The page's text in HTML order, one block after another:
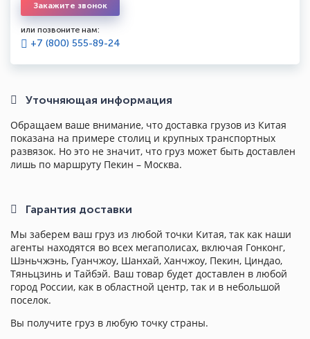
Закажите звонок
или позвоните нам:
+7 (800) 555-89-24
Уточняющая информация
Обращаем ваше внимание, что доставка грузов из Китая
показана на примере столиц и крупных транспортных
развязок. Но это не значит, что груз может быть доставлен
лишь по маршруту Пекин – Москва.
Гарантия доставки
Мы заберем ваш груз из любой точки Китая, так как наши
агенты находятся во всех мегаполисах, включая Гонконг,
Шэньчжэнь, Гуанчжоу, Шанхай, Ханчжоу, Пекин, Циндао,
Тяньцзинь и Тайбэй. Ваш товар будет доставлен в любой
город России, как в областной центр, так и в небольшой
поселок.
Вы получите груз в любую точку страны.